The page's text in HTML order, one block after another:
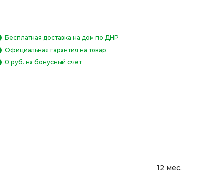
Бесплатная доставка на дом по ДНР
Официальная гарантия на товар
0 руб. на бонусный счет
12 мес.